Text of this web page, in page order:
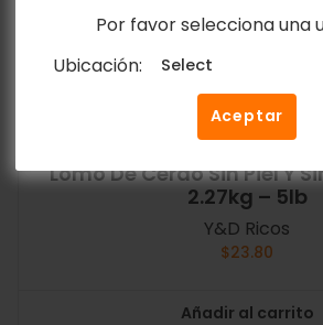
Por favor selecciona una
Ubicación:
Aceptar
Lomo De Cerdo Sin Piel Y
2.27kg – 5lb
Y&D Ricos
$23.80
Añadir al carrito